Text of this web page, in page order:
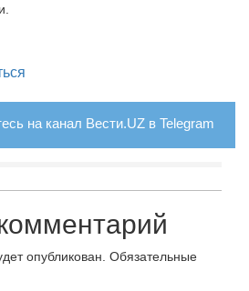
на канал Вести.UZ в Telegram
опубликован. Обязательные